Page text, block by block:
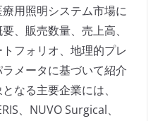
用照明システム市場に
、販売数量、売上高、
フォリオ、地理的プレ
メータに基づいて紹介
なる主要企業には、
、NUVO Surgical、